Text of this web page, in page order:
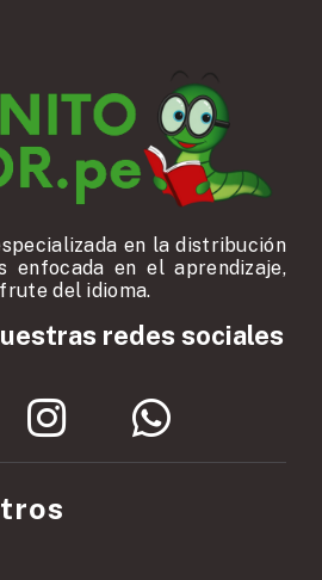
en la distribución
enfocada en el aprendizaje,
del idioma.
redes sociales